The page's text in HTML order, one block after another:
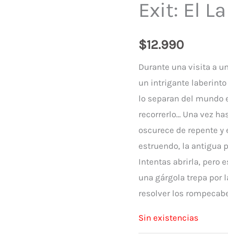
Exit: El
$12.990
Durante una visita a
un intrigante
lo separan del mundo
recorrerlo… Una vez
oscurece de repente y
estruendo, la antigua
Intentas abrirla, pero
una gárgola trepa por
resolver los
Sin existencias